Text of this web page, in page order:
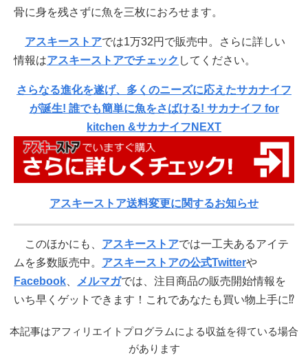
骨に身を残さずに魚を三枚におろせます。
アスキーストアでは1万32円で販売中。さらに詳しい
情報はアスキーストアでチェック してください。
さらなる進化を遂げ、多くのニーズに応えたサカナイフ
が誕生! 誰でも簡単に魚をさばける! サカナイフ for
kitchen &サカナイフNEXT
アスキーストア送料変更に関するお知らせ
このほかにも、 アスキーストアでは一工夫あるアイテ
ムを多数販売中。 アスキーストアの公式Twitterや
Facebook
メルマガでは、注目商品の販売開始情報を
いち早くゲットできます！これであなたも買い物上手に⁉
本記事はアフィリエイトプログラムによる収益を得ている場合
があります